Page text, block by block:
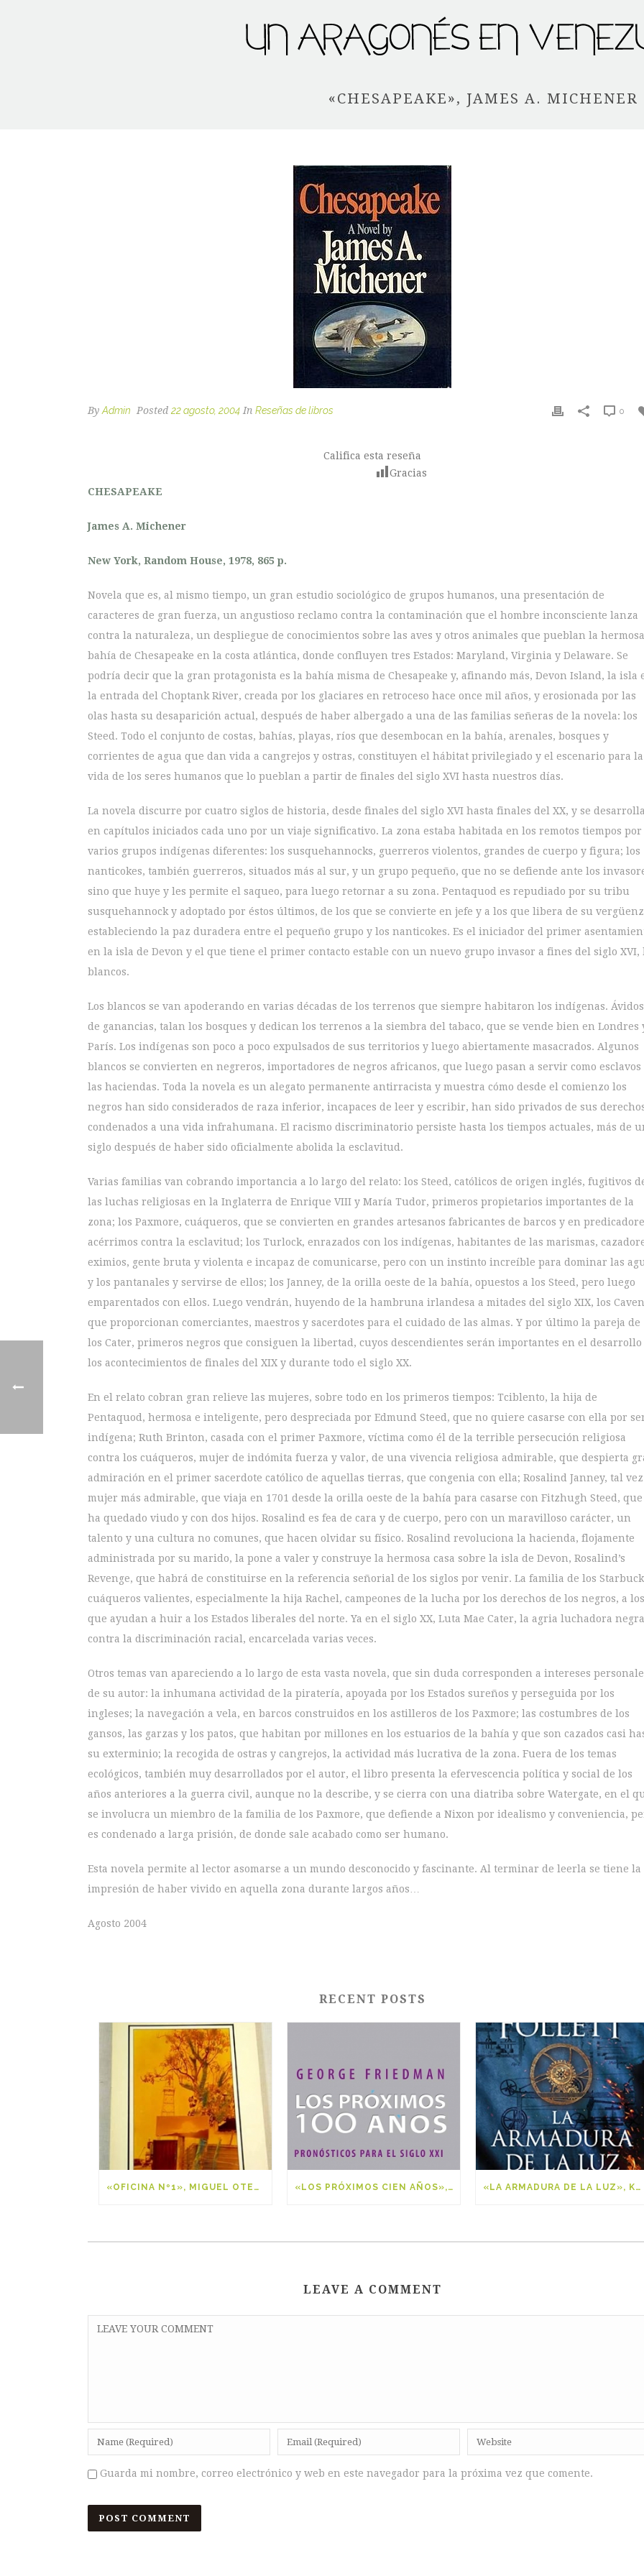
«CHESAPEAKE», JAMES A. MICHENER
By Admin Posted 22 agosto, 2004 In Reseñas de libros 0
Califica esta reseña
Gracias
CHESAPEAKE
James A. Michener
New York, Random House, 1978, 865 p.
Novela que es, al mismo tiempo, un gran estudio sociológico de grupos humanos, una presentación de
caracteres de gran fuerza, un angustioso reclamo contra la contaminación que el hombre inconsciente lanza
contra la naturaleza, un despliegue de conocimientos sobre las aves y otros animales que pueblan la hermosa
bahía de Chesapeake en la costa atlántica, donde confluyen tres Estados: Maryland, Virginia y Delaware. Se
podría decir que la gran protagonista es la bahía misma de Chesapeake y, afinando más, Devon Island, la isla
la entrada del Choptank River, creada por los glaciares en retroceso hace once mil años, y erosionada por las
olas hasta su desaparición actual, después de haber albergado a una de las familias señeras de la novela: los
Steed. Todo el conjunto de costas, bahías, playas, ríos que desembocan en la bahía, arenales, bosques y
corrientes de agua que dan vida a cangrejos y ostras, constituyen el hábitat privilegiado y el escenario para la
vida de los seres humanos que lo pueblan a partir de finales del siglo XVI hasta nuestros días.
La novela discurre por cuatro siglos de historia, desde finales del siglo XVI hasta finales del XX, y se desarrolla
en capítulos iniciados cada uno por un viaje significativo. La zona estaba habitada en los remotos tiempos por
varios grupos indígenas diferentes: los susquehannocks, guerreros violentos, grandes de cuerpo y figura; los
nanticokes, también guerreros, situados más al sur, y un grupo pequeño, que no se defiende ante los
sino que huye y les permite el saqueo, para luego retornar a su zona. Pentaquod es repudiado por su tribu
susquehannock y adoptado por éstos últimos, de los que se convierte en jefe y a los que libera de su
estableciendo la paz duradera entre el pequeño grupo y los nanticokes. Es el iniciador del primer
en la isla de Devon y el que tiene el primer contacto estable con un nuevo grupo invasor a fines del siglo XVI,
blancos.
Los blancos se van apoderando en varias décadas de los terrenos que siempre habitaron los indígenas. Ávidos
de ganancias, talan los bosques y dedican los terrenos a la siembra del tabaco, que se vende bien en Londres
París. Los indígenas son poco a poco expulsados de sus territorios y luego abiertamente masacrados. Algunos
blancos se convierten en negreros, importadores de negros africanos, que luego pasan a servir como esclavos
las haciendas. Toda la novela es un alegato permanente antirracista y muestra cómo desde el comienzo los
negros han sido considerados de raza inferior, incapaces de leer y escribir, han sido privados de sus
condenados a una vida infrahumana. El racismo discriminatorio persiste hasta los tiempos actuales, más de
siglo después de haber sido oficialmente abolida la esclavitud.
Varias familias van cobrando importancia a lo largo del relato: los Steed, católicos de origen inglés, fugitivos
las luchas religiosas en la Inglaterra de Enrique VIII y María Tudor, primeros propietarios importantes de la
zona; los Paxmore, cuáqueros, que se convierten en grandes artesanos fabricantes de barcos y en
acérrimos contra la esclavitud; los Turlock, enrazados con los indígenas, habitantes de las marismas,
eximios, gente bruta y violenta e incapaz de comunicarse, pero con un instinto increíble para dominar las
y los pantanales y servirse de ellos; los Janney, de la orilla oeste de la bahía, opuestos a los Steed, pero luego
emparentados con ellos. Luego vendrán, huyendo de la hambruna irlandesa a mitades del siglo XIX, los
que proporcionan comerciantes, maestros y sacerdotes para el cuidado de las almas. Y por último la pareja de
los Cater, primeros negros que consiguen la libertad, cuyos descendientes serán importantes en el desarrollo
los acontecimientos de finales del XIX y durante todo el siglo XX.
En el relato cobran gran relieve las mujeres, sobre todo en los primeros tiempos: Tciblento, la hija de
Pentaquod, hermosa e inteligente, pero despreciada por Edmund Steed, que no quiere casarse con ella por
indígena; Ruth Brinton, casada con el primer Paxmore, víctima como él de la terrible persecución religiosa
contra los cuáqueros, mujer de indómita fuerza y valor, de una vivencia religiosa admirable, que despierta
admiración en el primer sacerdote católico de aquellas tierras, que congenia con ella; Rosalind Janney, tal vez
mujer más admirable, que viaja en 1701 desde la orilla oeste de la bahía para casarse con Fitzhugh Steed, que
ha quedado viudo y con dos hijos. Rosalind es fea de cara y de cuerpo, pero con un maravilloso carácter, un
talento y una cultura no comunes, que hacen olvidar su físico. Rosalind revoluciona la hacienda, flojamente
administrada por su marido, la pone a valer y construye la hermosa casa sobre la isla de Devon, Rosalind’s
Revenge, que habrá de constituirse en la referencia señorial de los siglos por venir. La familia de los
cuáqueros valientes, especialmente la hija Rachel, campeones de la lucha por los derechos de los negros, a los
que ayudan a huir a los Estados liberales del norte. Ya en el siglo XX, Luta Mae Cater, la agria luchadora negra
contra la discriminación racial, encarcelada varias veces.
Otros temas van apareciendo a lo largo de esta vasta novela, que sin duda corresponden a intereses
de su autor: la inhumana actividad de la piratería, apoyada por los Estados sureños y perseguida por los
ingleses; la navegación a vela, en barcos construidos en los astilleros de los Paxmore; las costumbres de los
gansos, las garzas y los patos, que habitan por millones en los estuarios de la bahía y que son cazados casi
su exterminio; la recogida de ostras y cangrejos, la actividad más lucrativa de la zona. Fuera de los temas
ecológicos, también muy desarrollados por el autor, el libro presenta la efervescencia política y social de los
años anteriores a la guerra civil, aunque no la describe, y se cierra con una diatriba sobre Watergate, en el
se involucra un miembro de la familia de los Paxmore, que defiende a Nixon por idealismo y conveniencia,
es condenado a larga prisión, de donde sale acabado como ser humano.
Esta novela permite al lector asomarse a un mundo desconocido y fascinante. Al terminar de leerla se tiene la
impresión de haber vivido en aquella zona durante largos años…
Agosto 2004
RECENT POSTS
«OFICINA Nº1», MIGUEL OTERO SILVA «LOS PRÓXIMOS CIEN AÑOS», GEORGE FRIEDMAN «LA ARMADURA DE LA LUZ», KEN FOLLET
LEAVE A COMMENT
Guarda mi nombre, correo electrónico y web en este navegador para la próxima vez que comente.